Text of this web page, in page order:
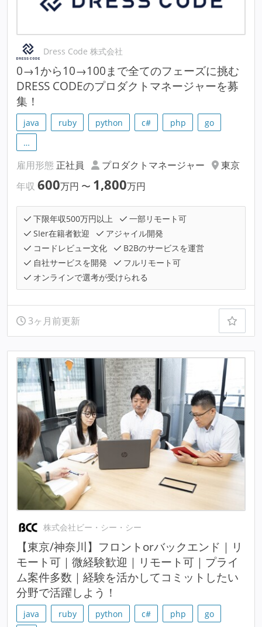
Dress Code 株式会社
0→1から10→100まで全てのフェーズに挑む
DRESS CODEのプロダクトマネージャーを募
集！
java ruby python c# php
go
…
雇用形態 正社員 プロダクトマネージャー
東京
年収 600万円 〜 1,800万円
下限年収500万円以上
一部リモート可
SIer在籍者歓迎
アジャイル開発
コードレビュー文化
B2Bのサービスを運営
自社サービスを開発
フルリモート可
オンラインで選考が受けられる
3ヶ月前更新
株式会社ビー・シー・シー
【東京/神奈川】フロントorバックエンド｜リ
モート可｜微経験歓迎｜リモート可｜プライ
ム案件多数｜経験を活かしてコミットしたい
分野で活躍しよう！
java ruby python c# php
go